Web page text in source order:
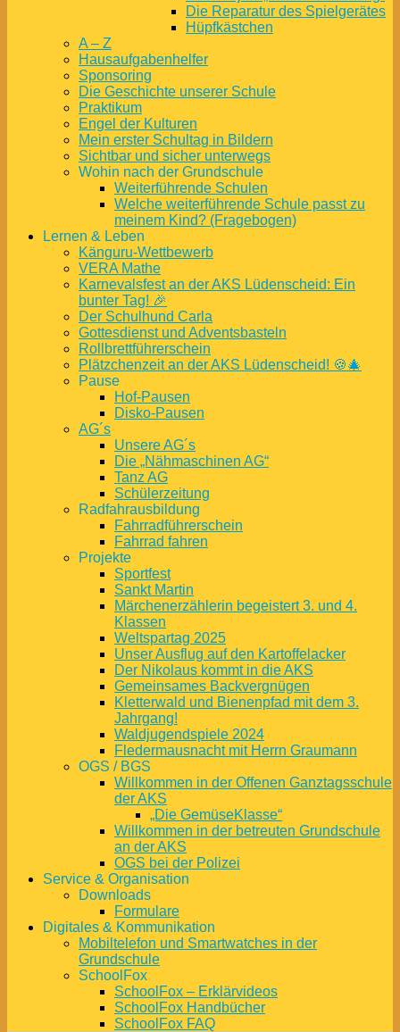
Die Reparatur des Spielgerätes
Hüpfkästchen
A – Z
Hausaufgabenhelfer
Sponsoring
Die Geschichte unserer Schule
Praktikum
Engel der Kulturen
Mein erster Schultag in Bildern
Sichtbar und sicher unterwegs
Wohin nach der Grundschule
Weiterführende Schulen
Welche weiterführende Schule passt zu
meinem Kind? (Fragebogen)
Lernen & Leben
Känguru-Wettbewerb
VERA Mathe
Karnevalsfest an der AKS Lüdenscheid: Ein
bunter Tag! 🎉
Der Schulhund Carla
Gottesdienst und Adventsbasteln
Rollbrettführerschein
Plätzchenzeit an der AKS Lüdenscheid! 🍪🎄
Pause
Hof-Pausen
Disko-Pausen
AG´s
Unsere AG´s
Die „Nähmaschinen AG“
Tanz AG
Schülerzeitung
Radfahrausbildung
Fahrradführerschein
Fahrrad fahren
Projekte
Sportfest
Sankt Martin
Märchenerzählerin begeistert 3. und 4.
Klassen
Weltspartag 2025
Unser Ausflug auf den Kartoffelacker
Der Nikolaus kommt in die AKS
Gemeinsames Backvergnügen
Kletterwald und Bienenpfad mit dem 3.
Jahrgang!
Waldjugendspiele 2024
Fledermausnacht mit Herrn Graumann
OGS / BGS
Willkommen in der Offenen Ganztagsschule
der AKS
„Die GemüseKlasse“
Willkommen in der betreuten Grundschule
an der AKS
OGS bei der Polizei
Service & Organisation
Downloads
Formulare
Digitales & Kommunikation
Mobiltelefon und Smartwatches in der
Grundschule
SchoolFox
SchoolFox – Erklärvideos
SchoolFox Handbücher
SchoolFox FAQ